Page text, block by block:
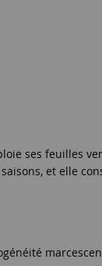
ses feuilles
et elle